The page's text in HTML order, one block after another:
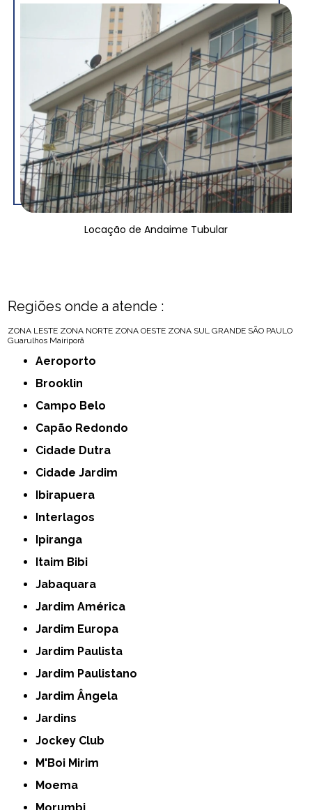
Locação de Andaime Tubular
Regiões onde a atende :
ZONA LESTE ZONA NORTE ZONA OESTE ZONA SUL GRANDE SÃO PAULO
Guarulhos Mairiporã
Aeroporto
Brooklin
Campo Belo
Capão Redondo
Cidade Dutra
Cidade Jardim
Ibirapuera
Interlagos
Ipiranga
Itaim Bibi
Jabaquara
Jardim América
Jardim Europa
Jardim Paulista
Jardim Paulistano
Jardim Ângela
Jardins
Jockey Club
M'Boi Mirim
Moema
Morumbi